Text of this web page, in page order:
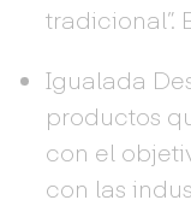
tradicional”.
Igualada
productos
con el
con las